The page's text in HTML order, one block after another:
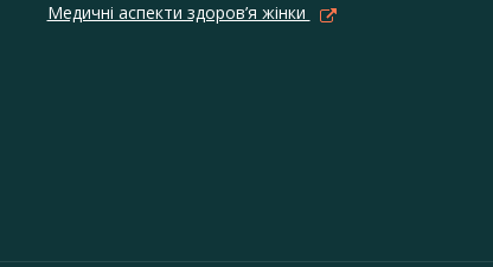
Медичні аспекти здоров’я жінки